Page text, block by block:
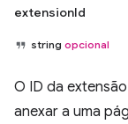
extensionId
string opcional
O ID da
anexar a uma